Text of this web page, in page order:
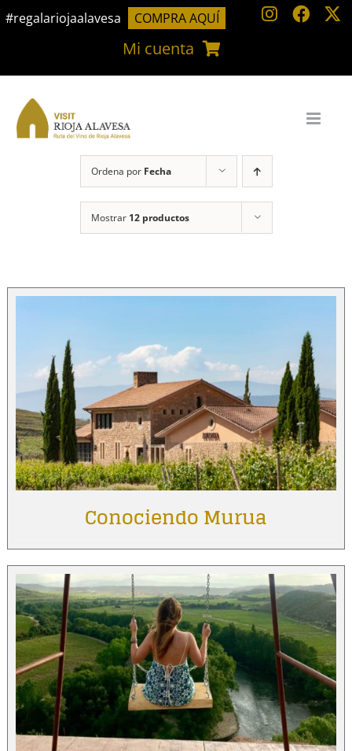
Saltar
#regalariojaalavesa COMPRA AQUÍ
Mi cuenta
Ordena por Fecha
Mostrar 12 productos
Conociendo Murua